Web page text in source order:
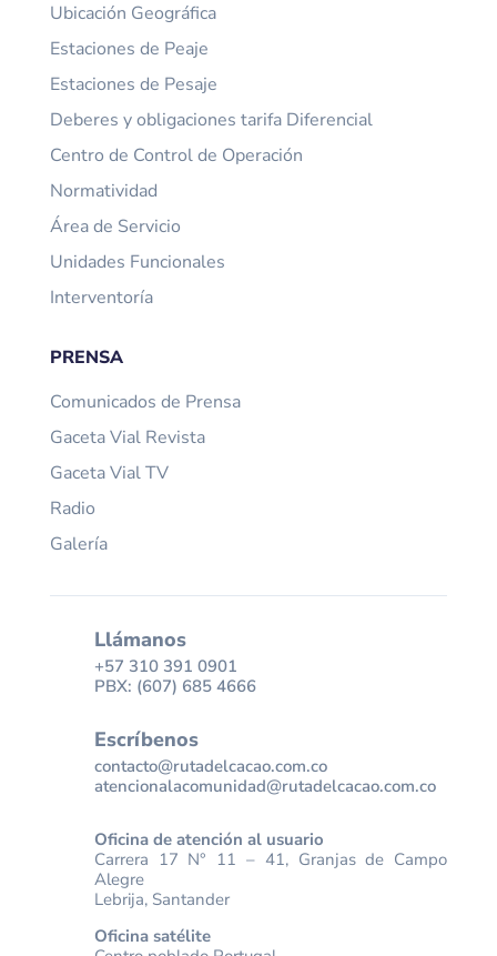
Ubicación Geográfica
Estaciones de Peaje
Estaciones de Pesaje
Deberes y obligaciones tarifa Diferencial
Centro de Control de Operación
Normatividad
Área de Servicio
Unidades Funcionales
Interventoría
PRENSA
Comunicados de Prensa
Gaceta Vial Revista
Gaceta Vial TV
Radio
Galería
Llámanos
+57 310 391 0901
PBX: (607) 685 4666
Escríbenos
contacto@rutadelcacao.com.co
atencionalacomunidad@rutadelcacao.com.co
Oficina de atención al usuario
Carrera 17 N° 11 – 41, Granjas de Campo
Alegre
Lebrija, Santander
Oficina satélite